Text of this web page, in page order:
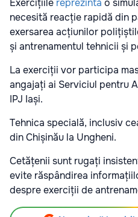
Exercițiile reprezintă o
necesită reacție rapidă din
exersarea acțiunilor
și antrenamentul tehnicii și
La exerciții vor participa
angajați ai Serviciul pentru
IPJ Iași.
Tehnica specială, inclusiv
din Chișinău la Ungheni.
Cetățenii sunt rugați
evite răspândirea
despre exerciții de